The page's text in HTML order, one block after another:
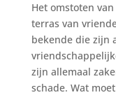
Het omstoten
terras van
bekende die zijn
zijn allemaal
schade. Wat